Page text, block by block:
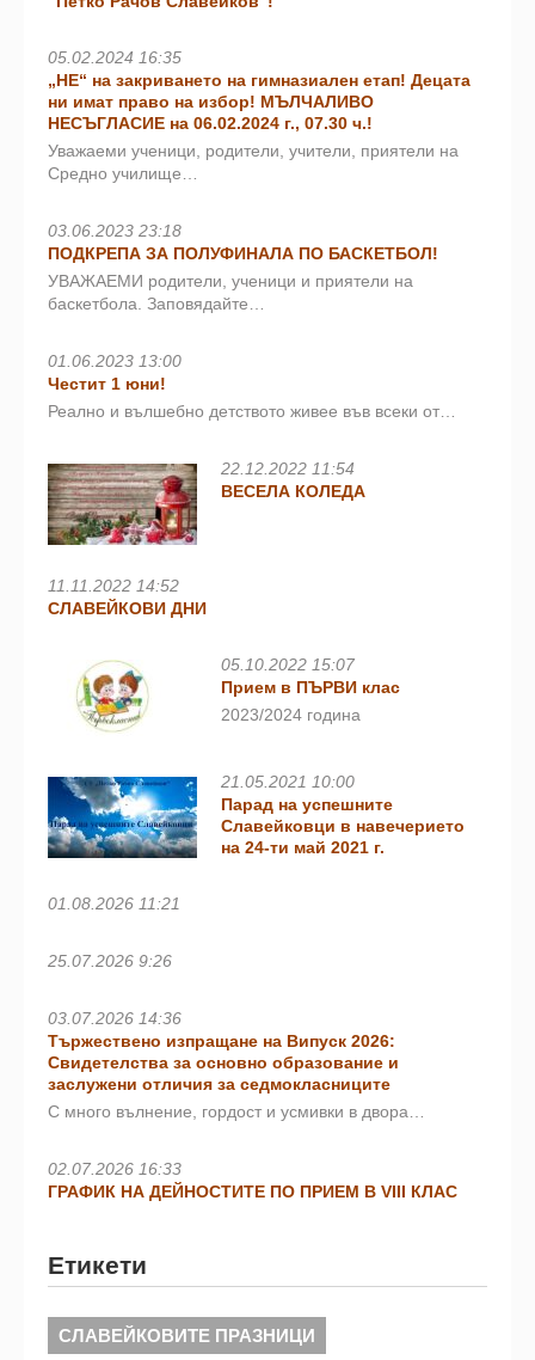
05.02.2024 16:35
„НЕ“ на закриването на гимназиален етап! Децата
ни имат право на избор! МЪЛЧАЛИВО
НЕСЪГЛАСИЕ на 06.02.2024 г., 07.30 ч.!
Уважаеми ученици, родители, учители, приятели на
Средно училище…
03.06.2023 23:18
ПОДКРЕПА ЗА ПОЛУФИНАЛА ПО БАСКЕТБОЛ!
УВАЖАЕМИ родители, ученици и приятели на
баскетбола. Заповядайте…
01.06.2023 13:00
Честит 1 юни!
Реално и вълшебно детството живее във всеки от…
22.12.2022 11:54
ВЕСЕЛА КОЛЕДА
11.11.2022 14:52
СЛАВЕЙКОВИ ДНИ
05.10.2022 15:07
Прием в ПЪРВИ клас
2023/2024 година
21.05.2021 10:00
Парад на успешните
Славейковци в навечерието
на 24-ти май 2021 г.
01.08.2026 11:21
25.07.2026 9:26
03.07.2026 14:36
Тържествено изпращане на Випуск 2026:
Свидетелства за основно образование и
заслужени отличия за седмокласниците
С много вълнение, гордост и усмивки в двора…
02.07.2026 16:33
ГРАФИК НА ДЕЙНОСТИТЕ ПО ПРИЕМ В VIII КЛАС
Етикети
СЛАВЕЙКОВИТЕ ПРАЗНИЦИ